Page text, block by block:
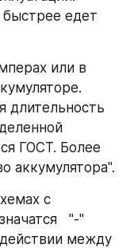
едет
или в
длительность
ГОСT. Более
аккумулятора".
с
"-"
между